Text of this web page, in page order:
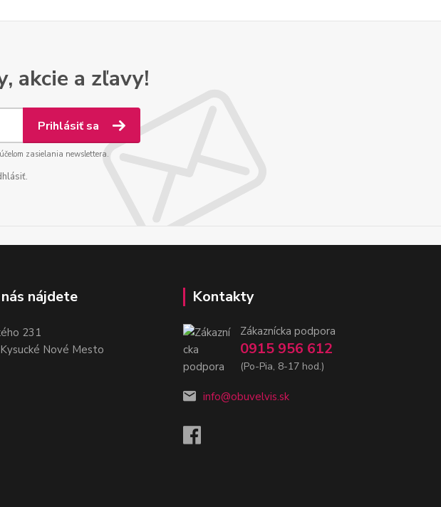
akcie a zľavy!
Prihlásiť sa
zasielania newslettera.
nájdete
231
Nové Mesto
Kontakty
Zákaznícka podpora
0915 956 612
(Po-Pia, 8-17 hod.)
info@obuvelvis.sk